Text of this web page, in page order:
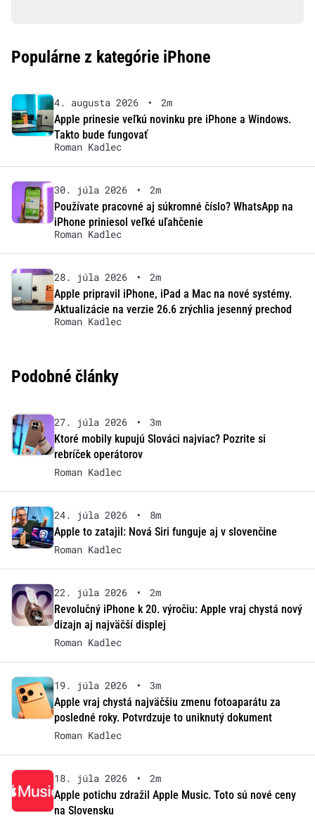
Populárne z kategórie iPhone
4. augusta 2026 •
2m
Apple prinesie veľkú novinku pre iPhone a Windows.
Takto bude fungovať
Roman Kadlec
30. júla 2026 •
2m
Používate pracovné aj súkromné číslo? WhatsApp na
iPhone priniesol veľké uľahčenie
Roman Kadlec
28. júla 2026 •
2m
Apple pripravil iPhone, iPad a Mac na nové systémy.
Aktualizácie na verzie 26.6 zrýchlia jesenný prechod
Roman Kadlec
Podobné články
27. júla 2026 •
3m
Ktoré mobily kupujú Slováci najviac? Pozrite si
rebríček operátorov
Roman Kadlec
24. júla 2026 •
8m
Apple to zatajil: Nová Siri funguje aj v slovenčine
Roman Kadlec
22. júla 2026 •
2m
Revolučný iPhone k 20. výročiu: Apple vraj chystá nový
dizajn aj najväčší displej
Roman Kadlec
19. júla 2026 •
3m
Apple vraj chystá najväčšiu zmenu fotoaparátu za
posledné roky. Potvrdzuje to uniknutý dokument
Roman Kadlec
18. júla 2026 •
2m
Apple potichu zdražil Apple Music. Toto sú nové ceny
na Slovensku